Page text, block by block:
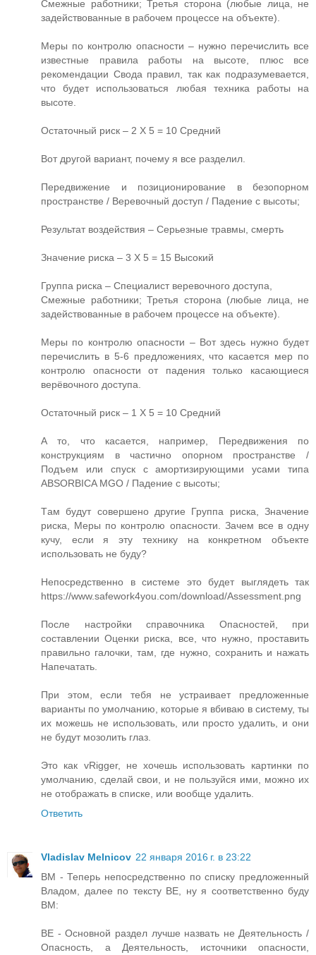
Смежные работники; Третья сторона (любые лица, не
задействованные в рабочем процессе на объекте).
Меры по контролю опасности – нужно перечислить все
известные правила работы на высоте, плюс все
рекомендации Свода правил, так как подразумевается,
что будет использоваться любая техника работы на
высоте.
Остаточный риск – 2 Х 5 = 10 Средний
Вот другой вариант, почему я все разделил.
Передвижение и позиционирование в безопорном
пространстве / Веревочный доступ / Падение с высоты;
Результат воздействия – Серьезные травмы, смерть
Значение риска – 3 Х 5 = 15 Высокий
Группа риска – Специалист веревочного доступа,
Смежные работники; Третья сторона (любые лица, не
задействованные в рабочем процессе на объекте).
Меры по контролю опасности – Вот здесь нужно будет
перечислить в 5-6 предложениях, что касается мер по
контролю опасности от падения только касающиеся
верёвочного доступа.
Остаточный риск – 1 Х 5 = 10 Средний
А то, что касается, например, Передвижения по
конструкциям в частично опорном пространстве /
Подъем или спуск с амортизирующими усами типа
ABSORBICA MGO / Падение с высоты;
Tам будут совершено другие Группа риска, Значение
риска, Меры по контролю опасности. Зачем все в одну
кучу, если я эту технику на конкретном объекте
использовать не буду?
Непосредственно в системе это будет выглядеть так
https://www.safework4you.com/download/Assessment.png
После настройки справочника Опасностей, при
составлении Оценки риска, все, что нужно, проставить
правильно галочки, там, где нужно, сохранить и нажать
Напечатать.
При этом, если тебя не устраивает предложенные
варианты по умолчанию, которые я вбиваю в систему, ты
их можешь не использовать, или просто удалить, и они
не будут мозолить глаз.
Это как vRigger, не хочешь использовать картинки по
умолчанию, сделай свои, и не пользуйся ими, можно их
не отображать в списке, или вообще удалить.
Ответить
Vladislav Melnicov 22 января 2016 г. в 23:22
ВМ - Теперь непосредственно по списку предложенный
Владом, далее по тексту ВЕ, ну я соответственно буду
ВМ:
ВЕ - Основной раздел лучше назвать не Деятельность /
Опасность, а Деятельность, источники опасности,